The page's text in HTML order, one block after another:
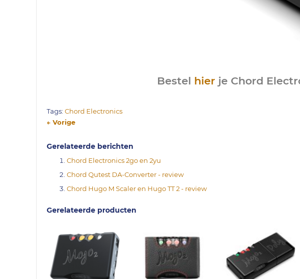
Bestel hier je Chord
Tags: Chord Electronics
← Vorige
Gerelateerde berichten
Chord Electronics 2go en 2yu
Chord Qutest DA-Converter - review
Chord Hugo M Scaler en Hugo TT 2 - review
Gerelateerde producten